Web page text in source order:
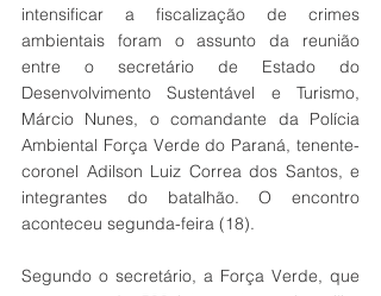
intensificar a fiscalização de crimes
ambientais foram o assunto da reunião
entre o secretário de Estado do
Desenvolvimento Sustentável e Turismo,
Márcio Nunes, o comandante da Polícia
Ambiental Força Verde do Paraná, tenente-
coronel Adilson Luiz Correa dos Santos, e
integrantes do batalhão. O encontro
aconteceu segunda-feira (18).
Segundo o secretário, a Força Verde, que